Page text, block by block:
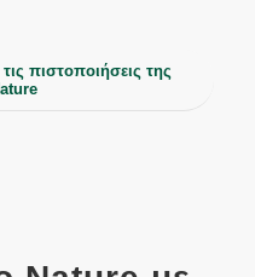
πιστοποιήσεις της